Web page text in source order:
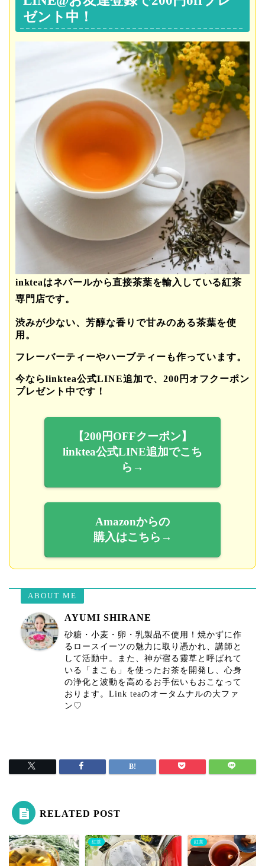
ゼント中！
inkteaはネパールから直接茶葉を輸入している紅茶
専門店です。
渋みが少ない、芳醇な香りで甘みのある茶葉を使
用。
フレーバーティーやハーブティーも作っています。
今ならlinktea公式LINE追加で、200円オフクーポン
プレゼント中です！
【200円OFFクーポン】
linktea公式LINE追加でこち
ら→
Amazonからの
購入はこちら→
ABOUT ME
AYUMI SHIRANE
砂糖・小麦・卵・乳製品不使用！焼かずに作
るロースイーツの魅力に取り憑かれ、講師と
して活動中。また、神が宿る靈草と呼ばれて
いる「まこも」を使ったお茶を開発し、心身
の浄化と波動を高めるお手伝いもおこなって
おります。Link teaのオータムナルの大ファ
ン♡
RELATED POST
紅茶 紅茶